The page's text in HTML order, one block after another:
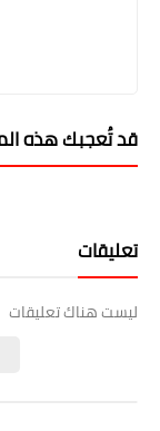
قد تُعجبك هذه
تعليقات
ليست هناك تعليقات